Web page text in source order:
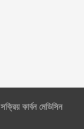
সক্রিয় কার্বন মেডিসিন